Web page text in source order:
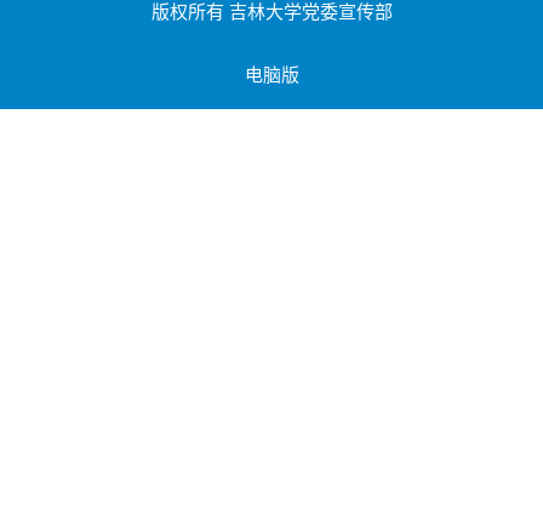
版权所有 吉林大学党委宣传部
电脑版